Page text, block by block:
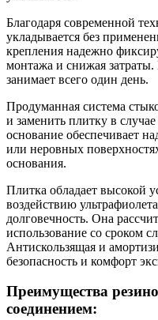
Благодаря современной
укладывается без
крепления надежно
монтажа и снижая
занимает всего один день.
Продуманная система
и заменить плитку в
основание обеспечивает
или неровных
основания.
Плитка обладает высокой
воздействию
долговечность. Она
использование со сроком
Антискользящая и
безопасность и комфорт
Преимущества
соединением: